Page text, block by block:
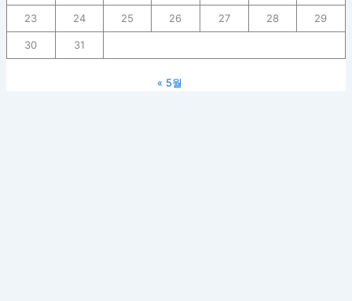
23 24 25 26 27 28 29
30 31
« 5월